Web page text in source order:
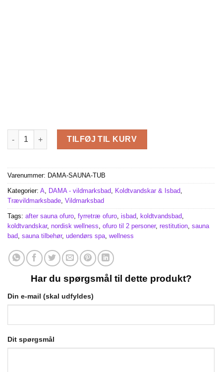
After Sauna Ofuro til 2 personer antal
TILFØJ TIL KURV
Varenummer: DAMA-SAUNA-TUB
Kategorier: A, DAMA - vildmarksbad, Koldtvandskar & Isbad,
Trævildmarksbade, Vildmarksbad
Tags: after sauna ofuro, fyrretræ ofuro, isbad, koldtvandsbad,
koldtvandskar, nordisk wellness, ofuro til 2 personer, restitution, sauna
bad, sauna tilbehør, udendørs spa, wellness
Har du spørgsmål til dette produkt?
Din e-mail (skal udfyldes)
Dit spørgsmål